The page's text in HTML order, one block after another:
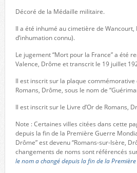
Décoré de la Médaille militaire.
Il a été inhumé au cimetière de
d’inhumation connu).
Le jugement “Mort pour la France” a été
Valence, Drôme et transcrit le 19 juillet
Il est inscrit sur la plaque commémorative
Romans, Drôme, sous le nom de
Il est inscrit sur le Livre d’Or de Romans,
Note : Certaines villes citées dans cette
depuis la fin de la Première Guerre
Drôme” est devenu “Romans-sur-Isère,
changements de noms sont référencés
le nom a changé depuis la fin de la